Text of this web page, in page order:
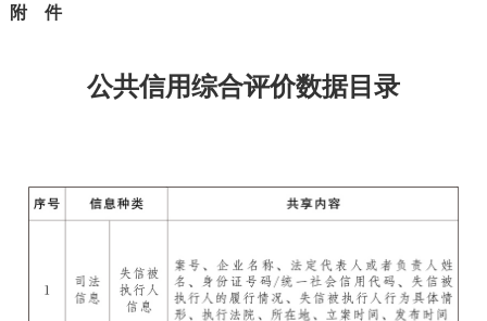
附 件
公共信用综合评价数据目录